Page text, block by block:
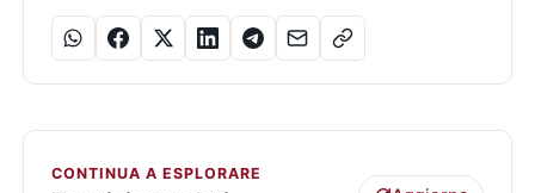
CONTINUA A ESPLORARE